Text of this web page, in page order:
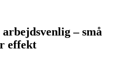
– små
effekt